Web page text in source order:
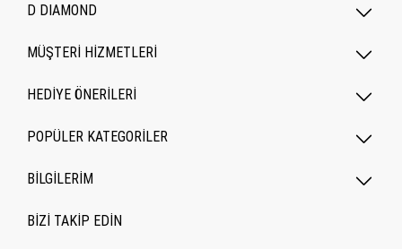
D DIAMOND
MÜŞTERİ HİZMETLERİ
HEDİYE ÖNERİLERİ
POPÜLER KATEGORILER
BİLGİLERİM
BİZİ TAKİP EDİN